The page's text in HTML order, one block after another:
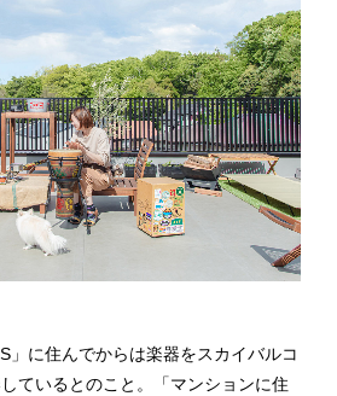
」に住んでからは楽器をスカイバルコ
ているとのこと。「マンションに住